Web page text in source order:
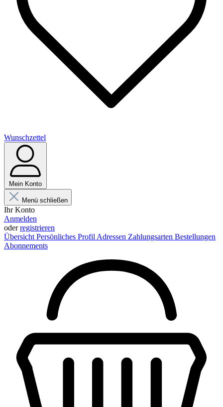
Wunschzettel
Mein Konto
Menü schließen
Ihr Konto
Anmelden
oderregistrieren
Übersicht Persönliches Profil Adressen Zahlungsarten Bestellungen
Abonnements